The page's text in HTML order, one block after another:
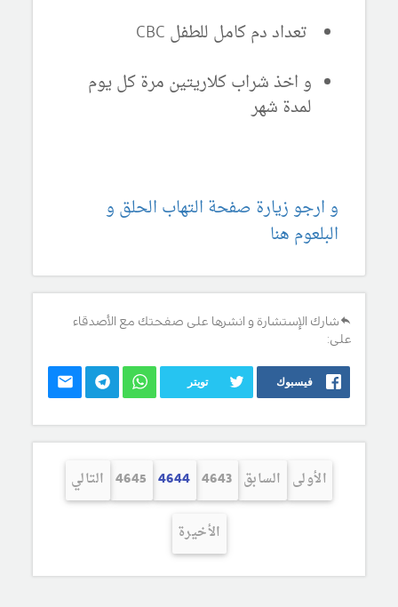
تعداد دم كامل للطفل CBC
و اخذ شراب كلاريتين مرة كل يوم
لمدة شهر
و ارجو زيارة صفحة التهاب الحلق و
البلعوم هنا
شارك الإستشارة و انشرها على صفحتك مع الأصدقاء
على:
فيسبوك تويتر
الأولى السابق 4643
4644
4645 التالي
الأخيرة